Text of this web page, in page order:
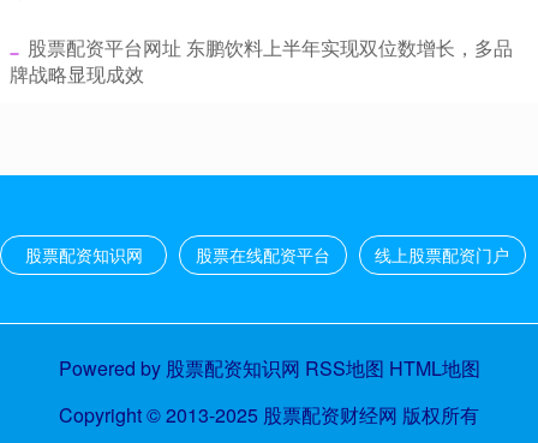
​股票配资平台网址 东鹏饮料上半年实现双位数增长，多品
牌战略显现成效
股票配资知识网 股票在线配资平台 线上股票配资门户
Powered by 股票配资知识网 RSS地图 HTML地图
Copyright© 2013-2025 股票配资财经网 版权所有